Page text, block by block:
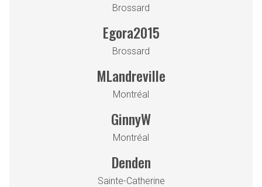
Brossard
Egora2015
Brossard
MLandreville
Montréal
GinnyW
Montréal
Denden
Sainte-Catherine